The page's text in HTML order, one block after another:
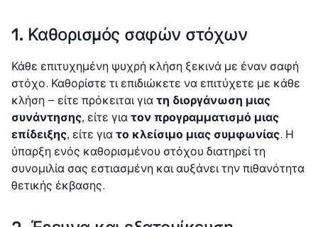
1. Καθορισμός σαφών στόχων
Κάθε επιτυχημένη ψυχρή κλήση ξεκινά με έναν σαφή
στόχο. Καθορίστε τι επιδιώκετε να επιτύχετε με κάθε
κλήση – είτε πρόκειται για τη διοργάνωση μιας
συνάντησης, είτε για τον προγραμματισμό μιας
επίδειξης, είτε για το κλείσιμο μιας συμφωνίας. Η
ύπαρξη ενός καθορισμένου στόχου διατηρεί τη
συνομιλία σας εστιασμένη και αυξάνει την πιθανότητα
θετικής έκβασης.